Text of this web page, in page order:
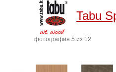
Tabu
фотография 5 из 12